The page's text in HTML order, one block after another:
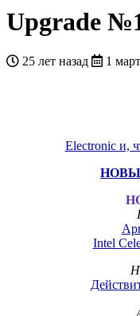
Upgrade
25 лет назад 1
Electronic и,
Intel